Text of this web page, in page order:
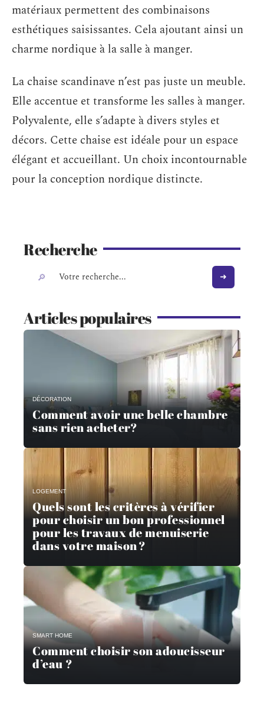
matériaux permettent des combinaisons
esthétiques saisissantes. Cela ajoutant ainsi un
charme nordique à la salle à manger.
La chaise scandinave n’est pas juste un meuble.
Elle accentue et transforme les salles à manger.
Polyvalente, elle s’adapte à divers styles et
décors. Cette chaise est idéale pour un espace
élégant et accueillant. Un choix incontournable
pour la conception nordique distincte.
Recherche
Articles populaires
DÉCORATION
Comment avoir une belle chambre
sans rien acheter?
LOGEMENT
Quels sont les critères à vérifier
pour choisir un bon professionnel
pour les travaux de menuiserie
dans votre maison ?
SMART HOME
Comment choisir son adoucisseur
d’eau ?